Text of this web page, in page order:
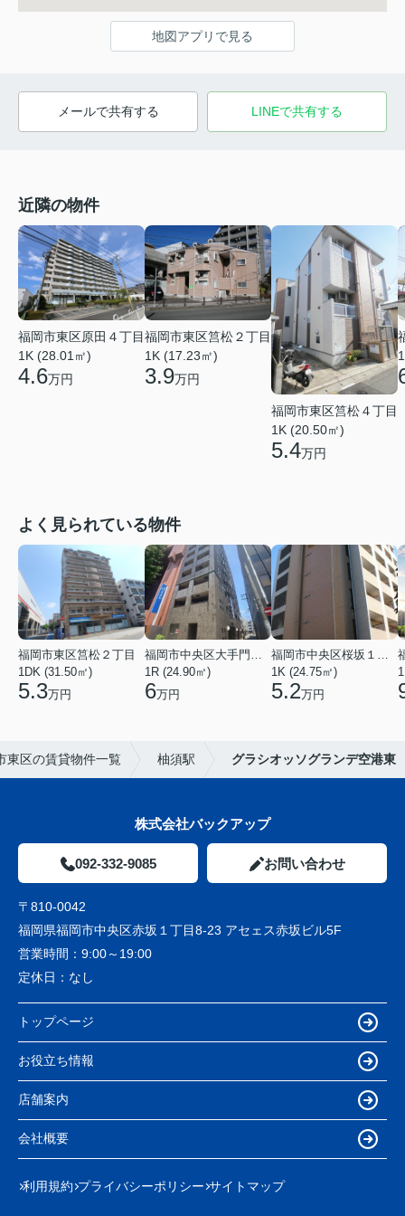
地図アプリで見る
メールで共有する LINEで共有する
近隣の物件
福岡市東区原田４丁目
1K (28.01㎡)
4.6万円
福岡市東区筥松２丁目
1K (17.23㎡)
3.9万円
福岡市東区筥松４丁目
1K (20.50㎡)
5.4万円
よく見られている物件
福岡市東区筥松２丁目
1DK (31.50㎡)
5.3万円
1R (24.90㎡)
6万円
1K (24.75㎡)
5.2万円
東区の賃貸物件一覧 柚須駅 グラシオッソグランデ空港東
株式会社バックアップ
092-332-9085 お問い合わせ
〒810-0042
福岡県福岡市中央区赤坂１丁目8-23 アセェス赤坂ビル5F
営業時間： 9:00～19:00
定休日： なし
トップページ
お役立ち情報
店舗案内
会社概要
利用規約 プライバシーポリシー サイトマップ